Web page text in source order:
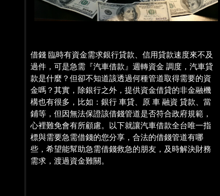
借錢 臨時有資金需求銀行貸款、信用貸款速度來不及
過件，可是急需『汽車借款』週轉資金 調度，汽車貸
款是什麼？但卻不知道該透過何種管道取得需要的資
金嗎？其實，除銀行之外，提供資金借貸的非金融機
構也有很多，比如：銀行 車貸、原 車 融資 貸款、當
鋪等，但因無法保證該借錢管道是否符合政府規範，
心裡難免會有所顧慮。以下就讓汽車借款全台唯一指
標與需要急需借錢的您分享，合法的借錢管道有哪
些，希望能幫助急需借錢救急的朋友，及時解決財務
需求，渡過資金難關。